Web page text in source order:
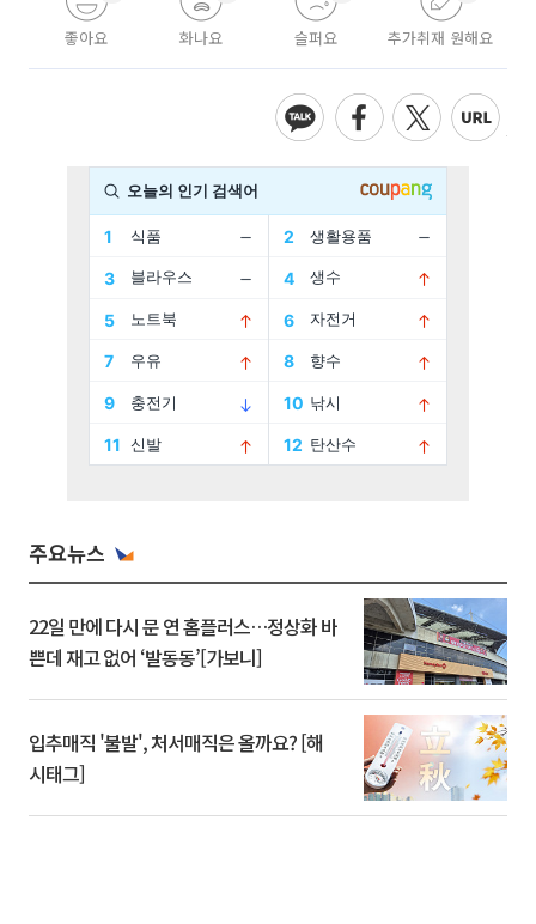
좋아요 화나요 슬퍼요 추가취재 원해요
주요뉴스
22일 만에 다시 문 연 홈플러스…정상화 바
쁜데 재고 없어 ‘발동동’[가보니]
입추매직 '불발', 처서매직은 올까요? [해
시태그]